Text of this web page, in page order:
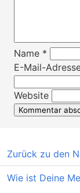
Name *
E-Mail-
Website
Zurück zu den
Wie ist Deine